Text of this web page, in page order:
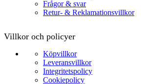
Frågor & svar
Retur- & Reklamationsvillkor
Villkor och policyer
Köpvillkor
Leveransvillkor
Integritetspolicy
Cookiepolicy